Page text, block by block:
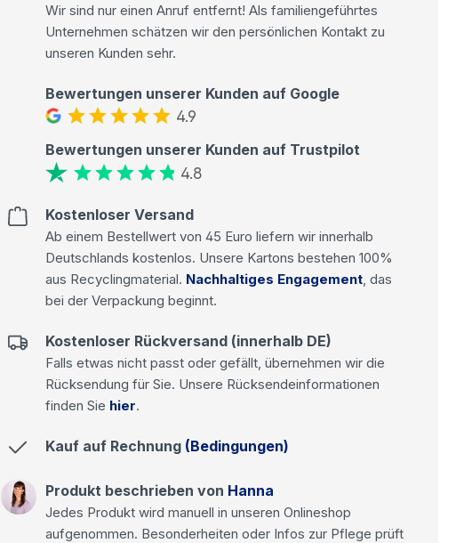
Wir sind nur einen Anruf entfernt! Als familiengeführtes
Unternehmen schätzen wir den persönlichen Kontakt zu
unseren Kunden sehr.
Bewertungen unserer Kunden auf Google
4.9
Bewertungen unserer Kunden auf Trustpilot
4.8
Kostenloser Versand
Ab einem Bestellwert von 45 Euro liefern wir innerhalb
Deutschlands kostenlos. Unsere Kartons bestehen 100%
aus Recyclingmaterial. Nachhaltiges Engagement, das
bei der Verpackung beginnt.
Kostenloser Rückversand (innerhalb DE)
Falls etwas nicht passt oder gefällt, übernehmen wir die
Rücksendung für Sie. Unsere Rücksendeinformationen
finden Sie hier.
Kauf auf Rechnung (Bedingungen)
Produkt beschrieben von Hanna
Jedes Produkt wird manuell in unseren Onlineshop
aufgenommen. Besonderheiten oder Infos zur Pflege prüft